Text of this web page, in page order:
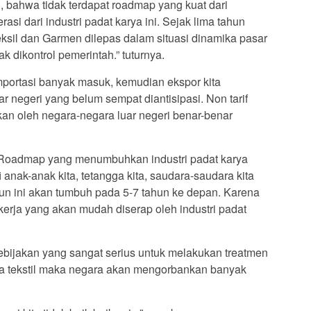
bahwa tidak terdapat roadmap yang kuat dari
dari industri padat karya ini. Sejak lima tahun
dan Garmen dilepas dalam situasi dinamika pasar
dikontrol pemerintah.” tuturnya.
banyak masuk, kemudian ekspor kita
negeri yang belum sempat diantisipasi. Non tarif
oleh negara-negara luar negeri benar-benar
yang menumbuhkan industri padat karya
anak kita, tetangga kita, saudara-saudara kita
ini akan tumbuh pada 5-7 tahun ke depan. Karena
yang akan mudah diserap oleh industri padat
yang sangat serius untuk melakukan treatmen
tekstil maka negara akan mengorbankan banyak